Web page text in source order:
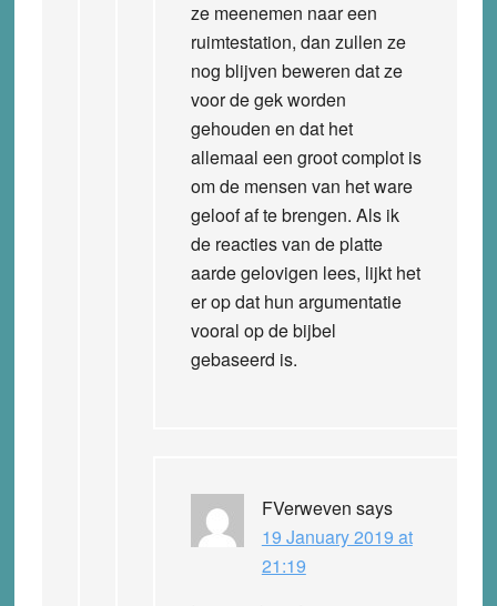
ze meenemen naar een
ruimtestation, dan zullen ze
nog blijven beweren dat ze
voor de gek worden
gehouden en dat het
allemaal een groot complot is
om de mensen van het ware
geloof af te brengen. Als ik
de reacties van de platte
aarde gelovigen lees, lijkt het
er op dat hun argumentatie
vooral op de bijbel
gebaseerd is.
FVerweven says
19 January 2019 at
21:19